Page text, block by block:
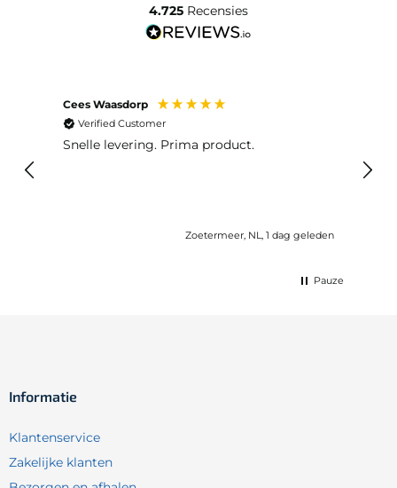
4.725 Recensies
Cees Waasdorp
Verified Customer
Snelle levering. Prima product.
Zoetermeer, NL, 1 dag geleden
lang
Pauze
Informatie
Klantenservice
Zakelijke klanten